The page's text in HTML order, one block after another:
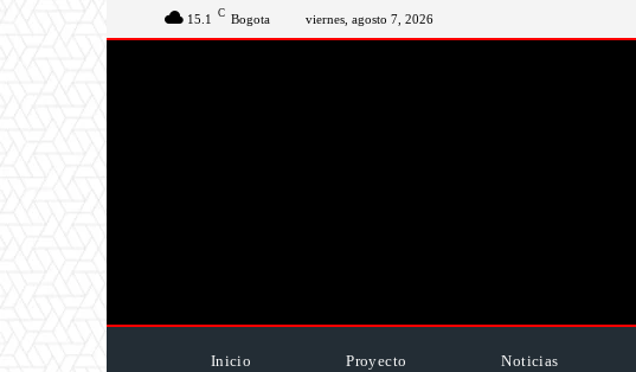
15.1 C Bogota viernes, agosto 7, 2026
Inicio Proyecto Noticias